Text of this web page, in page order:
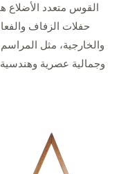
القوس متعدد
حفلات الزفاف
والخارجية، مثل
وجمالية عصرية